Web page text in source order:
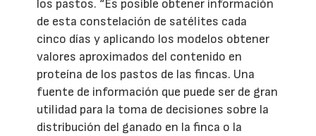
los pastos. “Es posible obtener información
de esta constelación de satélites cada
cinco días y aplicando los modelos obtener
valores aproximados del contenido en
proteína de los pastos de las fincas. Una
fuente de información que puede ser de gran
utilidad para la toma de decisiones sobre la
distribución del ganado en la finca o la